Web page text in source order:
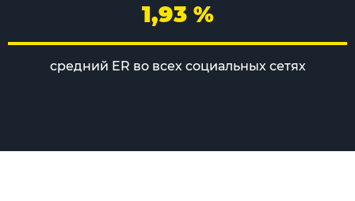
1,93 %
средний ER во всех социальных сетях